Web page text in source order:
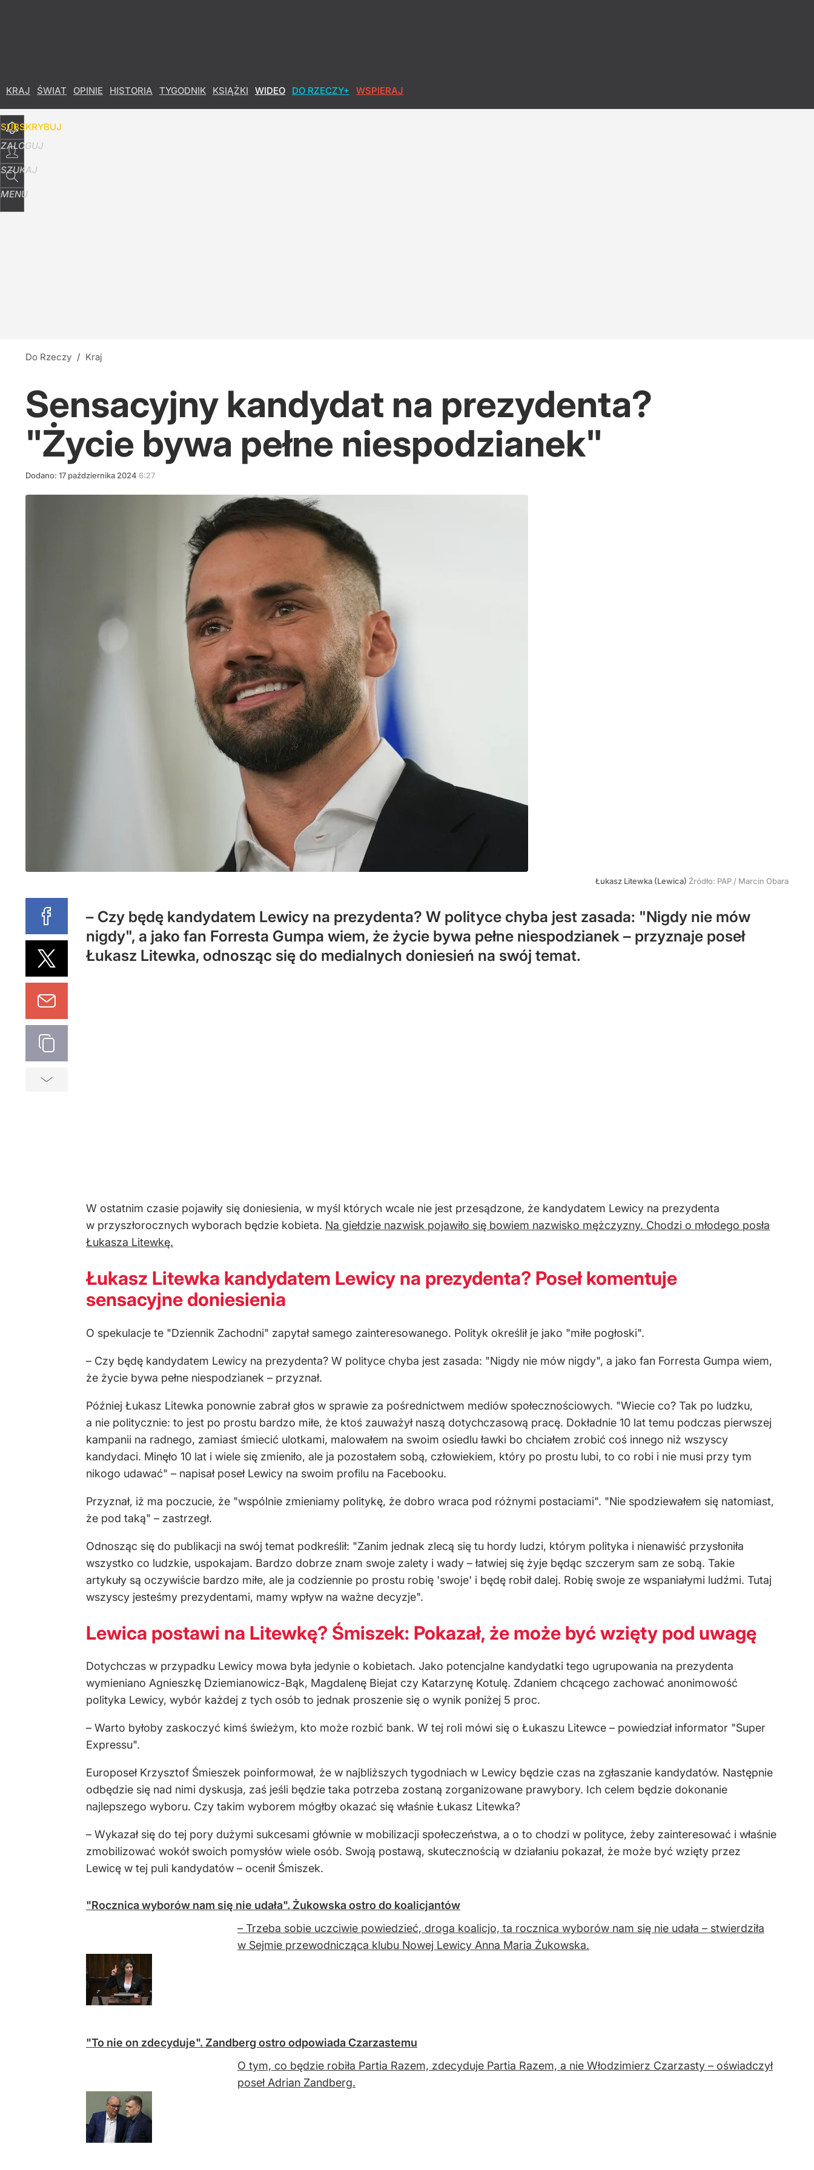
KRAJ ŚWIAT OPINIE HISTORIA TYGODNIK KSIĄŻKI WIDEO DO RZECZY+ WSPIERAJ
SUBSKRYBUJ
ZALOGUJ
SZUKAJ
MENU
Do Rzeczy / Kraj
Sensacyjny kandydat na prezydenta?
"Życie bywa pełne niespodzianek"
Dodano: 17 października 2024 6:27
Łukasz Litewka (Lewica) Źródło: PAP / Marcin Obara
– Czy będę kandydatem Lewicy na prezydenta? W polityce chyba jest zasada: "Nigdy nie mów
nigdy", a jako fan Forresta Gumpa wiem, że życie bywa pełne niespodzianek – przyznaje poseł
Łukasz Litewka, odnosząc się do medialnych doniesień na swój temat.
W ostatnim czasie pojawiły się doniesienia, w myśl których wcale nie jest przesądzone, że kandydatem Lewicy na prezydenta
w przyszłorocznych wyborach będzie kobieta. Na giełdzie nazwisk pojawiło się bowiem nazwisko mężczyzny. Chodzi o młodego posła
Łukasza Litewkę.
Łukasz Litewka kandydatem Lewicy na prezydenta? Poseł komentuje
sensacyjne doniesienia
O spekulacje te "Dziennik Zachodni" zapytał samego zainteresowanego. Polityk określił je jako "miłe pogłoski".
– Czy będę kandydatem Lewicy na prezydenta? W polityce chyba jest zasada: "Nigdy nie mów nigdy", a jako fan Forresta Gumpa wiem,
że życie bywa pełne niespodzianek – przyznał.
Później Łukasz Litewka ponownie zabrał głos w sprawie za pośrednictwem mediów społecznościowych. "Wiecie co? Tak po ludzku,
a nie politycznie: to jest po prostu bardzo miłe, że ktoś zauważył naszą dotychczasową pracę. Dokładnie 10 lat temu podczas pierwszej
kampanii na radnego, zamiast śmiecić ulotkami, malowałem na swoim osiedlu ławki bo chciałem zrobić coś innego niż wszyscy
kandydaci. Minęło 10 lat i wiele się zmieniło, ale ja pozostałem sobą, człowiekiem, który po prostu lubi, to co robi i nie musi przy tym
nikogo udawać" – napisał poseł Lewicy na swoim profilu na Facebooku.
Przyznał, iż ma poczucie, że "wspólnie zmieniamy politykę, że dobro wraca pod różnymi postaciami". "Nie spodziewałem się natomiast,
że pod taką" – zastrzegł.
Odnosząc się do publikacji na swój temat podkreślił: "Zanim jednak zlecą się tu hordy ludzi, którym polityka i nienawiść przysłoniła
wszystko co ludzkie, uspokajam. Bardzo dobrze znam swoje zalety i wady – łatwiej się żyje będąc szczerym sam ze sobą. Takie
artykuły są oczywiście bardzo miłe, ale ja codziennie po prostu robię 'swoje' i będę robił dalej. Robię swoje ze wspaniałymi ludźmi. Tutaj
wszyscy jesteśmy prezydentami, mamy wpływ na ważne decyzje".
Lewica postawi na Litewkę? Śmiszek: Pokazał, że może być wzięty pod uwagę
Dotychczas w przypadku Lewicy mowa była jedynie o kobietach. Jako potencjalne kandydatki tego ugrupowania na prezydenta
wymieniano Agnieszkę Dziemianowicz-Bąk, Magdalenę Biejat czy Katarzynę Kotulę. Zdaniem chcącego zachować anonimowość
polityka Lewicy, wybór każdej z tych osób to jednak proszenie się o wynik poniżej 5 proc.
– Warto byłoby zaskoczyć kimś świeżym, kto może rozbić bank. W tej roli mówi się o Łukaszu Litewce – powiedział informator "Super
Expressu".
Europoseł Krzysztof Śmieszek poinformował, że w najbliższych tygodniach w Lewicy będzie czas na zgłaszanie kandydatów. Następnie
odbędzie się nad nimi dyskusja, zaś jeśli będzie taka potrzeba zostaną zorganizowane prawybory. Ich celem będzie dokonanie
najlepszego wyboru. Czy takim wyborem mógłby okazać się właśnie Łukasz Litewka?
– Wykazał się do tej pory dużymi sukcesami głównie w mobilizacji społeczeństwa, a o to chodzi w polityce, żeby zainteresować i właśnie
zmobilizować wokół swoich pomysłów wiele osób. Swoją postawą, skutecznością w działaniu pokazał, że może być wzięty przez
Lewicę w tej puli kandydatów – ocenił Śmiszek.
"Rocznica wyborów nam się nie udała". Żukowska ostro do koalicjantów
– Trzeba sobie uczciwie powiedzieć, droga koalicjo, ta rocznica wyborów nam się nie udała – stwierdziła
w Sejmie przewodnicząca klubu Nowej Lewicy Anna Maria Żukowska.
"To nie on zdecyduje". Zandberg ostro odpowiada Czarzastemu
O tym, co będzie robiła Partia Razem, zdecyduje Partia Razem, a nie Włodzimierz Czarzasty – oświadczył
poseł Adrian Zandberg.